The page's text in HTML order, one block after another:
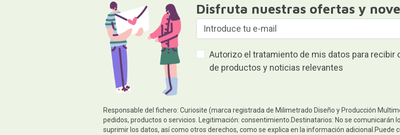
Disfruta nuestras ofertas y
Autorizo el tratamiento de mis datos para recibir
de productos y noticias relevantes
Responsable del fichero: Curiosite (marca registrada de Milimetrado Diseño y Producción
pedidos, productos o servicios. Legitimación: consentimiento.Destinatarios: No se comunicarán
suprimir los datos, así como otros derechos, como se explica en la información adicional.Puede